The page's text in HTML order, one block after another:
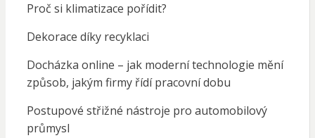
Proč si klimatizace pořídit?
Dekorace díky recyklaci
Docházka online – jak moderní technologie mění
způsob, jakým firmy řídí pracovní dobu
Postupové střižné nástroje pro automobilový
průmysl